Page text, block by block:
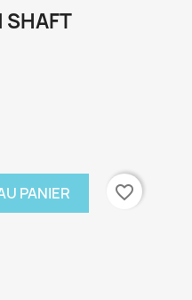
SHAFT
PANIER
favorite_border